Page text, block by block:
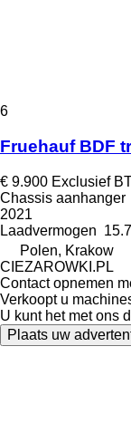
6
Fruehauf BDF
€ 9.900 Exclusief
Chassis aanhanger
2021
Laadvermogen
Polen, Krakow
CIEZAROWKI.PL
Contact opnemen
Verkoopt u
U kunt het met ons
Plaats uw